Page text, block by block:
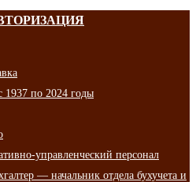
1937 по 2024 годы
управленческий персонал
— начальник отдела бухучета и